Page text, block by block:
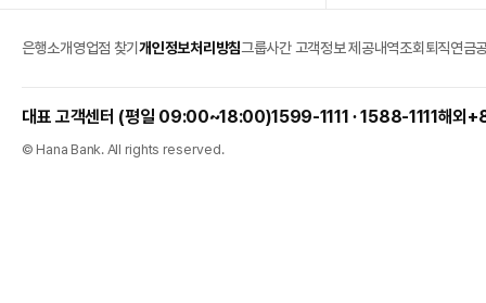
은행소개영업점 찾기개인정보처리방침그룹사간 고객정보 제공내역조회 퇴직연금
1599-1111 ∙ 1588-1111해외
© Hana Bank. All rights reserved.